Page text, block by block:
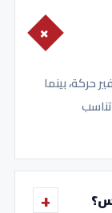
حركة، بينما